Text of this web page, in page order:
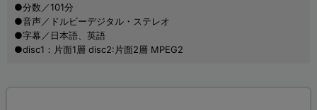
●分数／101分
●音声／ドルビーデジタル・ステレオ
●字幕／日本語、英語
●disc1：片面1層 disc2:片面2層 MPEG2